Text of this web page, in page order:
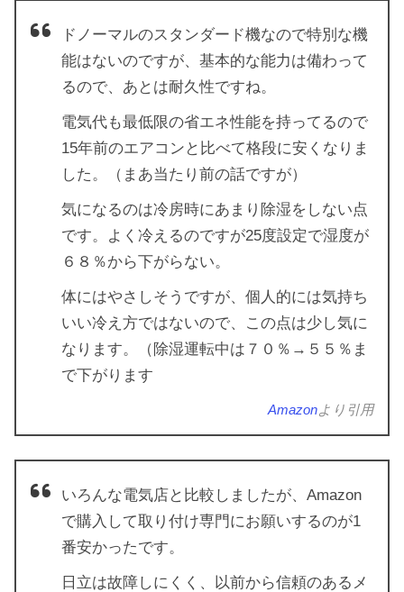
ドノーマルのスタンダード機なので特別な機
能はないのですが、基本的な能力は備わって
るので、あとは耐久性ですね。
電気代も最低限の省エネ性能を持ってるので
15年前のエアコンと比べて格段に安くなりま
した。（まあ当たり前の話ですが）
気になるのは冷房時にあまり除湿をしない点
です。よく冷えるのですが25度設定で湿度が
６８％から下がらない。
体にはやさしそうですが、個人的には気持ち
いい冷え方ではないので、この点は少し気に
なります。（除湿運転中は７０％→５５％ま
で下がります
Amazonより引用
いろんな電気店と比較しましたが、Amazon
で購入して取り付け専門にお願いするのが1
番安かったです。
日立は故障しにくく、以前から信頼のあるメ